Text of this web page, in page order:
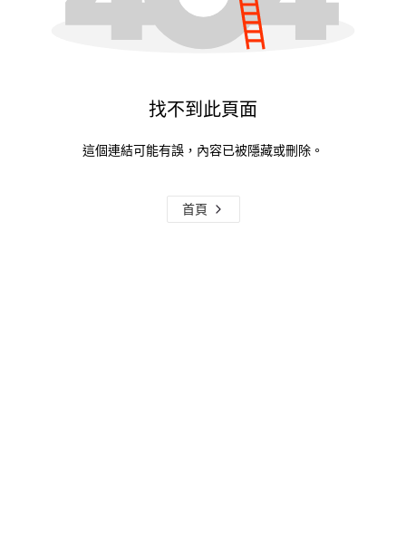
找不到此頁面
這個連結可能有誤，內容已被隱藏或刪除。
首頁